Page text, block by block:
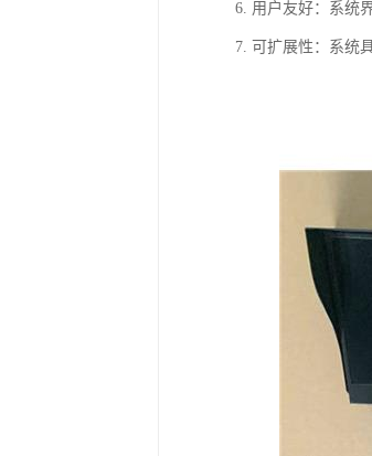
6. 用户友好：系统
7. 可扩展性：系统